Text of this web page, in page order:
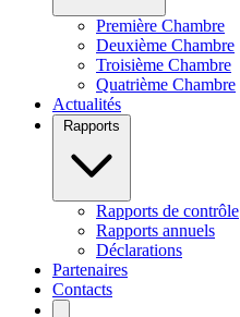
Première Chambre
Deuxième Chambre
Troisième Chambre
Quatrième Chambre
Actualités
Rapports de contrôle
Rapports annuels
Déclarations
Partenaires
Contacts